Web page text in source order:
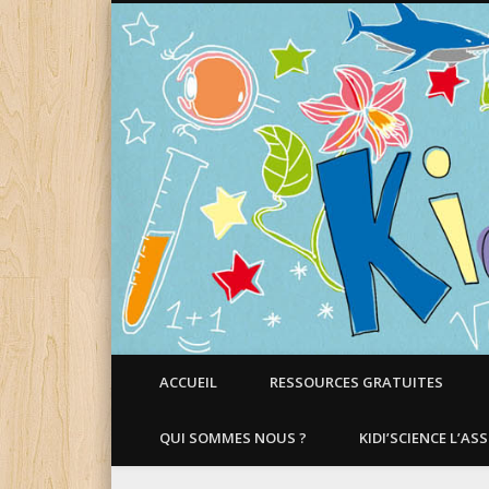
Faire aimer les Sciences aux Enfants !
ACCUEIL RESSOURCES GRATUITES
QUI SOMMES NOUS ? KIDI’SCIENCE